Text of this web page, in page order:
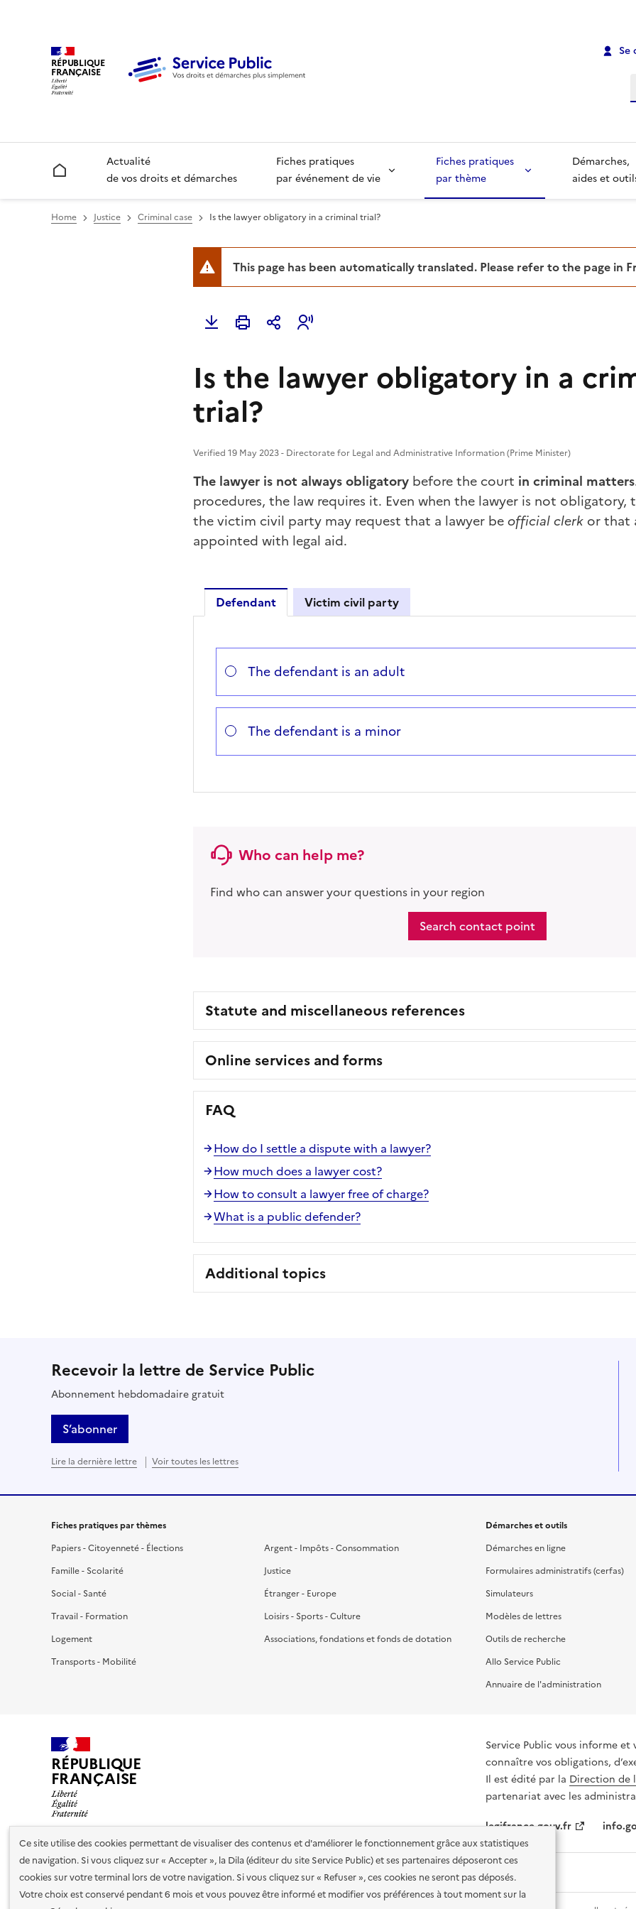
Ce site utilise des cookies permettant de visualiser des contenus et d'améliorer le fonctionnement grâce aux statistiques
de navigation. Si vous cliquez sur « Accepter », la Dila (éditeur du site Service Public) et ses partenaires déposeront ces
cookies sur votre terminal lors de votre navigation. Si vous cliquez sur « Refuser », ces cookies ne seront pas déposés.
Votre choix est conservé pendant 6 mois et vous pouvez être informé et modifier vos préférences à tout moment sur la
RÉPUBLIQUE
FRANÇAISE
Se
Accueil
Actualité
de vos droits et démarches
Fiches pratiques
par événement de vie
Fiches pratiques
par thème
Démarches,
aides et
Home Justice Criminal case Is the lawyer obligatory in a criminal trial?
This page has been automatically translated. Please refer to the page in
Is the lawyer obligatory in a
trial?
Verified 19 May 2023 - Directorate for Legal and Administrative Information (Prime Minister)
The lawyer is not always obligatory before the court in criminal matters
procedures, the law requires it. Even when the lawyer is not obligatory,
the victim civil party may request that a lawyer beofficial clerk or that
appointed with legal aid.
Defendant Victim civil party
Defendant
Répondez aux questions successives et les réponses s’afficheront
Vous avez choisi
The defendant is an adult
The defendant is a minor
Who can help me?
Find who can answer your questions in your region
Search contact point
Statute and miscellaneous references
Online services and forms
FAQ
How do I settle a dispute with a lawyer?
How much does a lawyer cost?
How to consult a lawyer free of charge?
What is a public defender?
Additional topics
Recevoir la lettre de Service Public
Abonnement hebdomadaire gratuit
S’abonner
Lire la dernière lettre Voir toutes les lettres
Fiches pratiques par thèmes
Papiers - Citoyenneté - Élections
Famille - Scolarité
Social - Santé
Travail - Formation
Logement
Transports - Mobilité
Argent - Impôts - Consommation
Justice
Étranger - Europe
Loisirs - Sports - Culture
Associations, fondations et fonds de dotation
Démarches et outils
Démarches en ligne
Formulaires administratifs (cerfas)
Simulateurs
Modèles de lettres
Outils de recherche
Allo Service Public
Annuaire de l'administration
RÉPUBLIQUE
FRANÇAISE
Service Public vous informe
connaître vos obligations,
Il est édité par la Direction de
partenariat avec les
legifrance.gouv.fr
Nos partenaires